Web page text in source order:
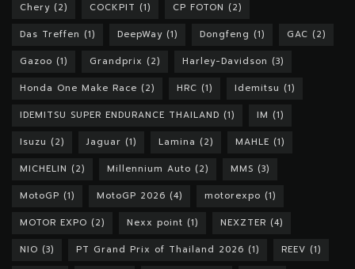
Chery (2) COCKPIT (1) CP FOTON (2)
Das Treffen (1) DeepWay (1) Dongfeng (1) GAC (2)
Gazoo (1) Grandprix (2) Harley-Davidson (3)
Honda One Make Race (2) HRC (1) Idemitsu (1)
IDEMITSU SUPER ENDURANCE THAILAND (1) IM (1)
Isuzu (2) Jaguar (1) Lamina (2) MAHLE (1)
MICHELIN (2) Millennium Auto (2) MMS (3)
MotoGP (1) MotoGP 2026 (4) motorexpo (1)
MOTOR EXPO (2) Nexx point (1) NEXZTER (4)
NIO (3) PT Grand Prix of Thailand 2026 (1) REEV (1)